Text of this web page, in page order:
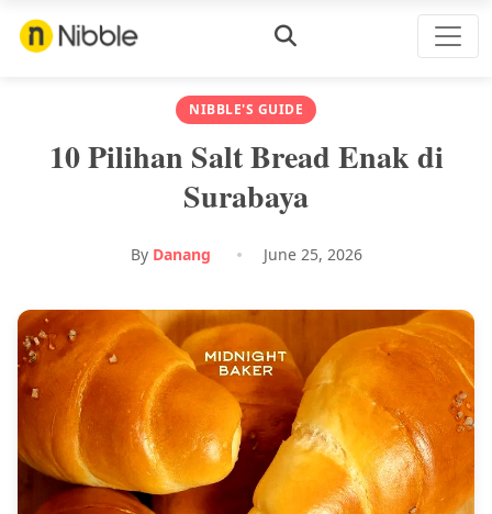
NIBBLE'S GUIDE
10 Pilihan Salt Bread Enak di
Surabaya
By Danang June 25, 2026